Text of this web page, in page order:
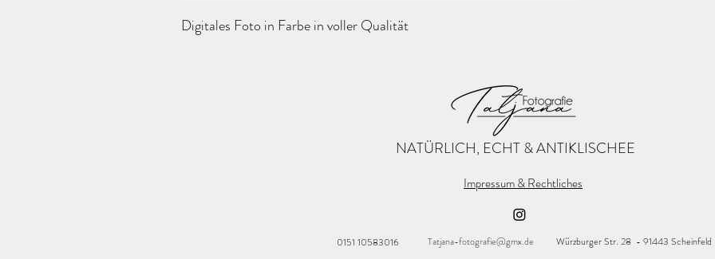
Digitales Foto in Farbe in voller Qualität
NATÜRLICH, ECHT & ANTIKLISCHEE
Impressum & Rechtliches
0151 10583016 Tatjana-fotografie@gmx.de Würzburger Str. 28 - 91443 Scheinfeld